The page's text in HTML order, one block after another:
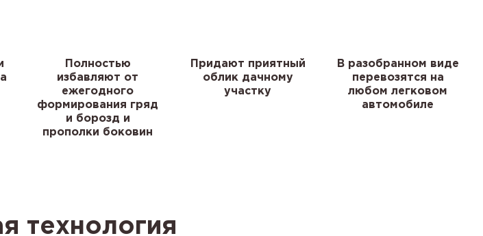
Полностью
избавляют от
ежегодного
формирования гряд
и борозд и
прополки боковин
Придают приятный
облик дачному
участку
В разобранном виде
перевозятся на
любом легковом
автомобиле
технология